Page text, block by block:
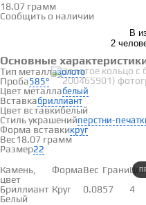
18.07 грамм
Сообщить о наличии
В
2
Основные
Тип металлазолото
Проба585°
Цвет металлабелый
Вставкабриллиант
Цвет вставкибелый
Стиль украшенийперстни-
Форма вставкикруг
Вес18.07 грамм
Размер22
Вставки
Камень,
цвет
ФормаВес Грани
Бриллиант
Белый
Круг 0.0857 4